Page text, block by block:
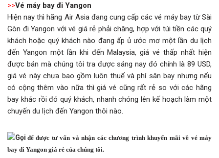
>>Vé máy bay đi Yangon
Hiện nay thì hãng Air Asia đang cung cấp các vé máy bay từ Sài
Gòn đi Yangon với vé giá rẻ phải chăng, hợp với túi tiền các quý
khách hoặc quý khách nào đang ấp ủ ước mơ một lần du lịch
đến Yangon một lần khi đến Malaysia, giá vé thấp nhất hiện
được bán mà chúng tôi tra được sáng nay đó chính là 89 USD,
giá vé này chưa bao gồm luôn thuế và phí sân bay nhưng nếu
có cộng thêm vào nữa thì giá vé cũng rất rẻ so với các hãng
bay khác rồi đó quý khách, nhanh chóng lên kế hoạch làm một
chuyến du lịch đến Yangon thôi nào.
Gọi để được tư vấn và nhận các chương trình khuyến mãi về vé máy
bay đi Yangon giá rẻ của chúng tôi.